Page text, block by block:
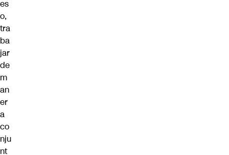
es
o,
tra
ba
jar
de
m
an
er
a
co
nju
nt